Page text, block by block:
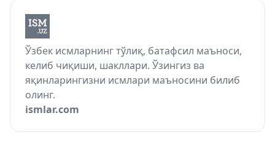
Ўзбек исмларнинг тўлиқ, батафсил маъноси,
келиб чиқиши, шакллари. Ўзингиз ва
яқинларингизни исмлари маъносини билиб
олинг.
ismlar.com